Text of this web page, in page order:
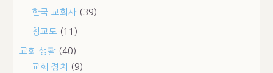
한국 교회사 (39)
청교도 (11)
교회 생활 (40)
교회 정치
(9)